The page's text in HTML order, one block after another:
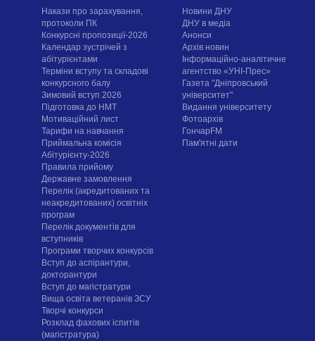
Накази про зарахування,
протоколи ПК
Конкурсні пропозиції-2026
Календар зустрічей з
абітурієнтами
Терміни вступу та складові
конкурсного балу
Зимовий вступ 2026
Підготовка до НМТ
Мотиваційний лист
Тарифи на навчання
Приймальна комісія
Абітурієнту-2026
Правила прийому
Державне замовлення
Перелік (акредитованих та
неакредитованих) освітніх
програм
Перелік документів для
вступників
Програми творчих конкурсiв
Вступ до аспірантури,
докторантури
Вступ до магістратури
Вища освіта ветеранів ЗСУ
Творчі конкурси
Розклад фахових іспитів
(магістратура)
Новини ДНУ
ДНУ в медіа
Анонси
Архів новин
Інформаційно-аналітичне
агентство «УНІ-Прес»
Газета "Дніпровський
університет"
Видання університету
Фотоархів
ГончарFM
Пам'ятні дати